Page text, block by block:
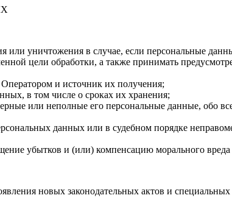
или уничтожения в случае, если персональные
цели обработки, а также принимать
и источник их получения;
в том числе о сроках их хранения;
или неполные его персональные данные, обо
данных или в судебном порядке
убытков и (или) компенсацию морального вреда
новых законодательных актов и